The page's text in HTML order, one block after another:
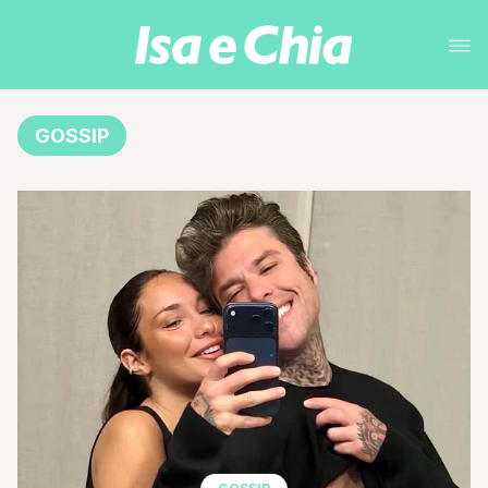
GOSSIP